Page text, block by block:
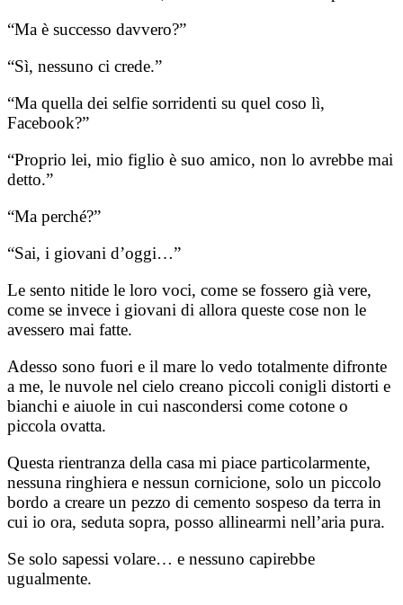
“Ma è successo davvero?”
“Sì, nessuno ci crede.”
“Ma quella dei selfie sorridenti su quel coso lì,
Facebook?”
“Proprio lei, mio figlio è suo amico, non lo avrebbe mai
detto.”
“Ma perché?”
“Sai, i giovani d’oggi…”
Le sento nitide le loro voci, come se fossero già vere,
come se invece i giovani di allora queste cose non le
avessero mai fatte.
Adesso sono fuori e il mare lo vedo totalmente difronte
a me, le nuvole nel cielo creano piccoli conigli distorti e
bianchi e aiuole in cui nascondersi come cotone o
piccola ovatta.
Questa rientranza della casa mi piace particolarmente,
nessuna ringhiera e nessun cornicione, solo un piccolo
bordo a creare un pezzo di cemento sospeso da terra in
cui io ora, seduta sopra, posso allinearmi nell’aria pura.
Se solo sapessi volare… e nessuno capirebbe
ugualmente.